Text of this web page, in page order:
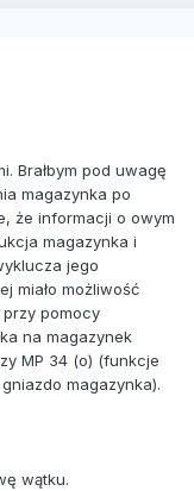
Brałbym pod uwagę
magazynka po
że informacji o owym
magazynka i
jego
miało możliwość
przy pomocy
na magazynek
MP 34 (o) (funkcje
gniazdo magazynka).
wątku.